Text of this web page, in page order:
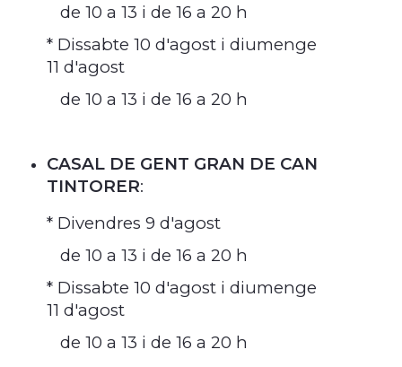
de 10 a 13 i de 16 a 20 h
* Dissabte 10 d'agost i diumenge
11 d'agost
de 10 a 13 i de 16 a 20 h
CASAL DE GENT GRAN DE CAN
TINTORER:
* Divendres 9 d'agost
de 10 a 13 i de 16 a 20 h
* Dissabte 10 d'agost i diumenge
11 d'agost
de 10 a 13 i de 16 a 20 h